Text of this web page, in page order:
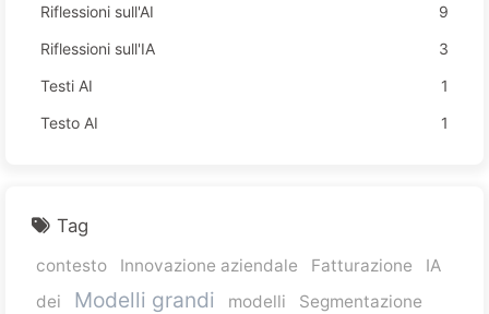
Riflessioni sull'AI
9
Riflessioni sull'IA
3
Testi AI
1
Testo AI
1
Tag
contesto Innovazione aziendale Fatturazione
IA
dei
Modelli grandi modelli
Segmentazione